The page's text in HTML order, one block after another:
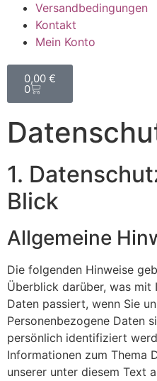
Versandbedingungen
Kontakt
Mein Konto
0,00 €
0
1.
Blick
Allgemeine
Die folgenden Hinweise
Überblick darüber, was mit
Daten passiert, wenn Sie
Personenbezogene Daten
persönlich identifiziert
Informationen zum Thema
unserer unter diesem Text